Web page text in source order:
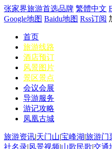
张家界旅游首选品牌 繁體中文
Google地图 Baidu地图 Rss订阅
首页
旅游线路
酒店预订
风景图片
景区景点
会议会展
导游服务
游记攻略
凤凰古城
旅游资讯|天门山|宝峰湖|旅游门
社名录|风景视频|山歌民歌|交通